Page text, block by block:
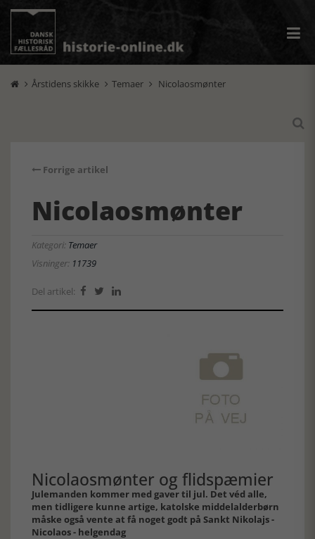
 Årstidens skikke  Temaer  Nicolaosmønter

Forrige artikel
Nicolaosmønter
Kategori: Temaer
Visninger: 11739
Del artikel:   
Nicolaosmønter og flidspæmier
Julemanden kommer med gaver til jul. Det véd alle,
men tidligere kunne artige, katolske middelalderbørn
måske også vente at få noget godt på Sankt Nikolajs -
Nicolaos - helgendag